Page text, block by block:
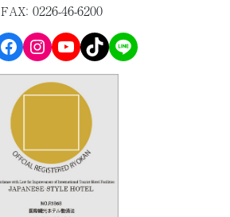
FAX： 0226-46-6200
Facebook Instagram YouTube TikTok LINE